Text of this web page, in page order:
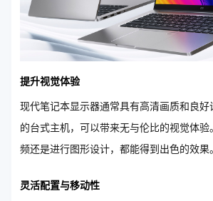
提升视觉体验
现代笔记本显示器通常具有高清画质和良
的台式主机，可以带来无与伦比的视觉体
频还是进行图形设计，都能得到出色的效果。
灵活配置与移动性